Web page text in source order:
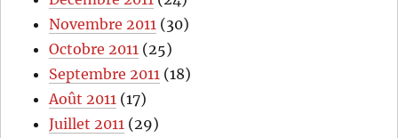
Novembre 2011 (30)
Octobre 2011 (25)
Septembre 2011 (18)
Août 2011 (17)
Juillet 2011 (29)